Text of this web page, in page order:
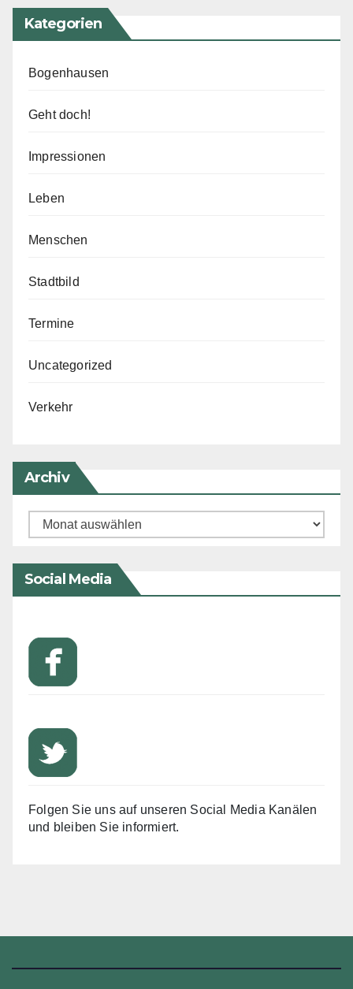
Kategorien
Bogenhausen
Geht doch!
Impressionen
Leben
Menschen
Stadtbild
Termine
Uncategorized
Verkehr
Archiv
Archiv
Social Media
Folgen Sie uns auf unseren Social Media Kanälen
und bleiben Sie informiert.